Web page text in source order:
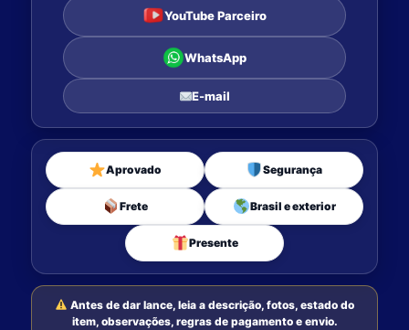
YouTube Parceiro
WhatsApp
E-mail
Aprovado Segurança
Frete Brasil e exterior
Presente
Antes de dar lance, leia a descrição, fotos, estado do
item, observações, regras de pagamento e envio.